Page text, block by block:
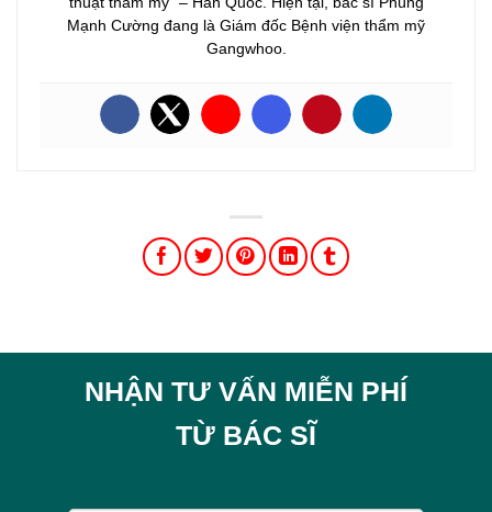
Mạnh Cường đang là Giám đốc Bệnh viện thẩm mỹ
Gangwhoo.
NHẬN TƯ VẤN MIỄN PHÍ
TỪ BÁC SĨ